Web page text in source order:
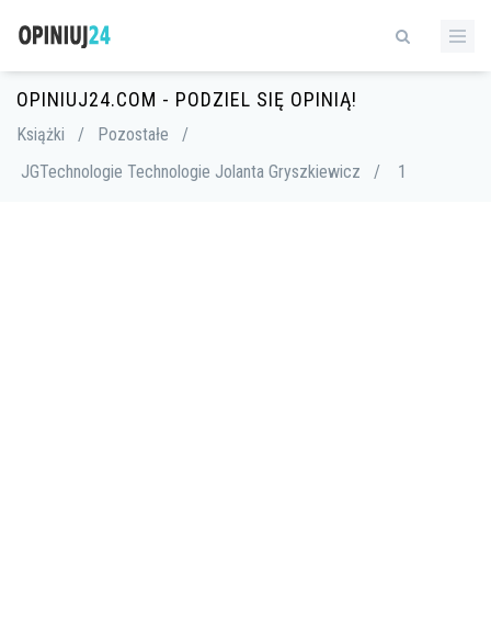
OPINIUJ24.COM - PODZIEL SIĘ OPINIĄ!
Książki / Pozostałe
/
JGTechnologie Technologie Jolanta Gryszkiewicz
/ 1